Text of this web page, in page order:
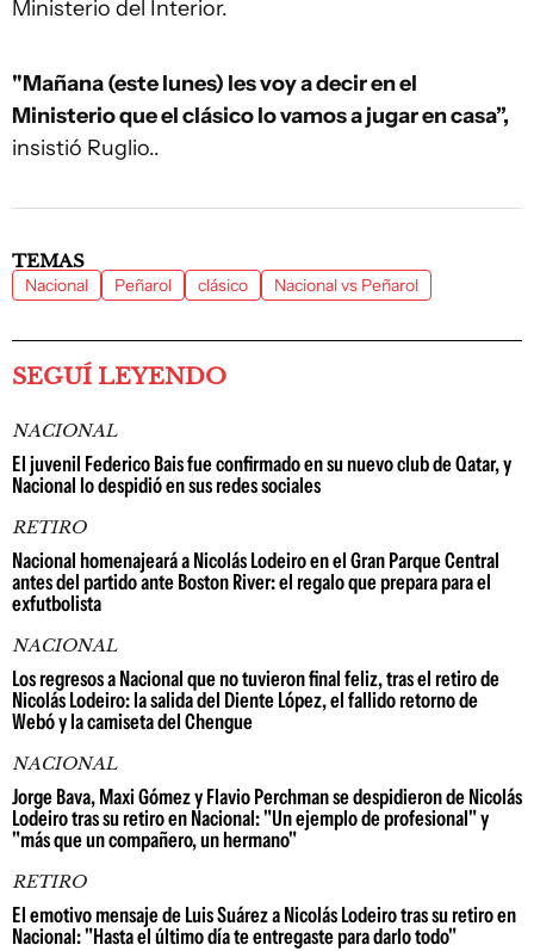
Ministerio del Interior.
"Mañana (este lunes) les voy a decir en el
Ministerio que el clásico lo vamos a jugar en casa”,
insistió Ruglio..
TEMAS
Nacional Peñarol clásico Nacional vs Peñarol
SEGUÍ LEYENDO
NACIONAL
El juvenil Federico Bais fue confirmado en su nuevo club de Qatar, y
Nacional lo despidió en sus redes sociales
RETIRO
Nacional homenajeará a Nicolás Lodeiro en el Gran Parque Central
antes del partido ante Boston River: el regalo que prepara para el
exfutbolista
NACIONAL
Los regresos a Nacional que no tuvieron final feliz, tras el retiro de
Nicolás Lodeiro: la salida del Diente López, el fallido retorno de
Webó y la camiseta del Chengue
NACIONAL
Jorge Bava, Maxi Gómez y Flavio Perchman se despidieron de Nicolás
Lodeiro tras su retiro en Nacional: "Un ejemplo de profesional" y
"más que un compañero, un hermano"
RETIRO
El emotivo mensaje de Luis Suárez a Nicolás Lodeiro tras su retiro en
Nacional: "Hasta el último día te entregaste para darlo todo"